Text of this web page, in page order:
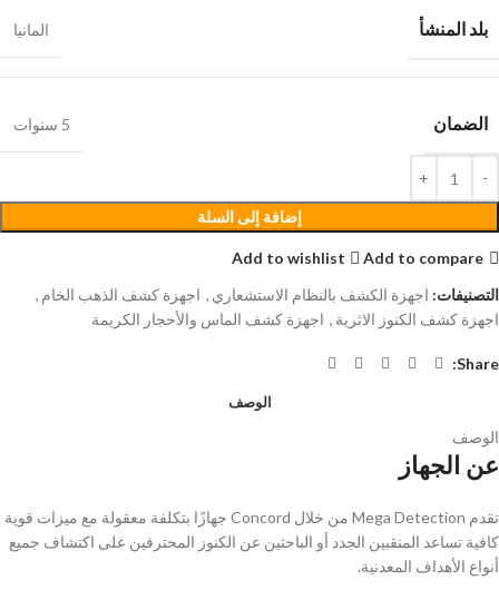
بلد المنشأ المانيا
الضمان 5 سنوات
إضافة إلى السلة
Add to compare
Add to wishlist
التصنيفات: اجهزة الكشف بالنظام الاستشعاري , اجهزة كشف الذهب الخام ,
اجهزة كشف الكنوز الاثرية , اجهزة كشف الماس والأحجار الكريمة
Share:
الوصف
الوصف
عن الجهاز
تقدم Mega Detection من خلال Concord جهازًا بتكلفة معقولة مع ميزات قوية
كافية تساعد المنقبين الجدد أو الباحثين عن الكنوز المحترفين على اكتشاف جميع
أنواع الأهداف المعدنية.